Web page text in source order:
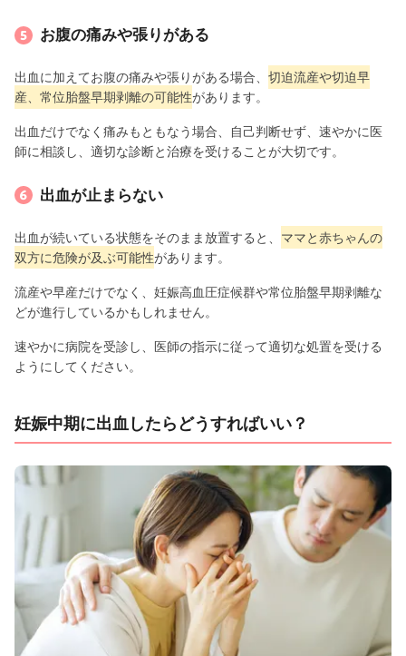
お腹の痛みや張りがある
出血に加えてお腹の痛みや張りがある場合、 切迫流産や切迫早
産、常位胎盤早期剥離の可能性があります。
出血だけでなく痛みもともなう場合、自己判断せず、速やかに医
師に相談し、適切な診断と治療を受けることが大切です。
出血が止まらない
出血が続いている状態をそのまま放置すると、 ママと赤ちゃんの
双方に危険が及ぶ可能性があります。
流産や早産だけでなく、妊娠高血圧症候群や常位胎盤早期剥離な
どが進行しているかもしれません。
速やかに病院を受診し、医師の指示に従って適切な処置を受ける
ようにしてください。
妊娠中期に出血したらどうすればいい？